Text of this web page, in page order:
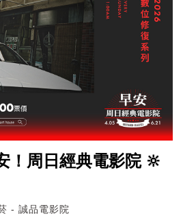
！周日經典電影院 🔆
- 誠品電影院